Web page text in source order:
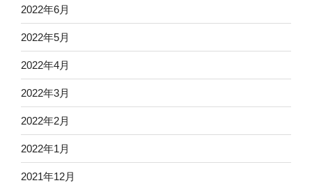
2022年6月
2022年5月
2022年4月
2022年3月
2022年2月
2022年1月
2021年12月